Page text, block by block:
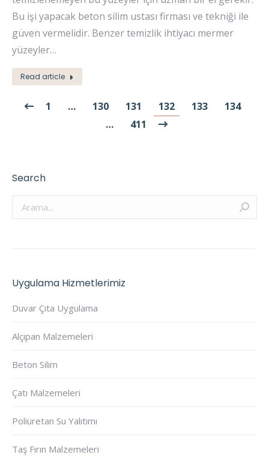
Bu işi yapacak beton silim ustası firması ve tekniği ile
güven vermelidir. Benzer temizlik ihtiyacı mermer
yüzeyler…
Read article
1 … 130 131 132 133
134
…
411
Search
Arama:
Uygulama Hizmetlerimiz
Duvar Çıta Uygulama
Alçıpan Malzemeleri
Beton Silim
Çatı Malzemeleri
Poliüretan Su Yalıtımı
Taş Fırın Malzemeleri